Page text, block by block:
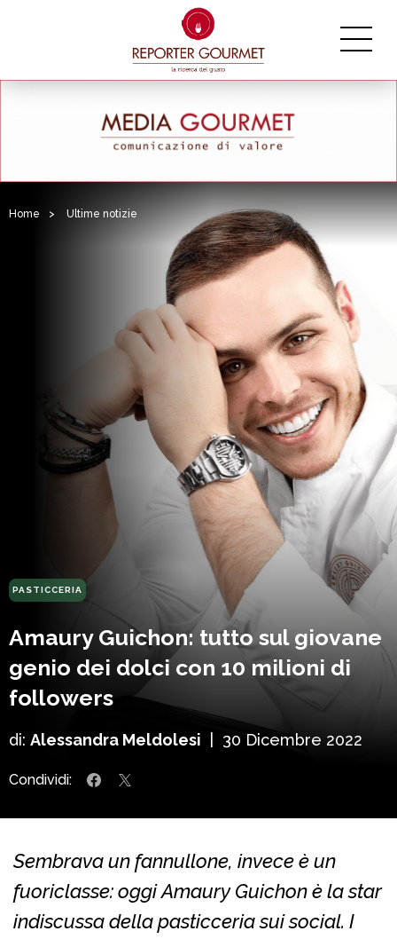
Home > Ultime notizie
PASTICCERIA
Amaury Guichon: tutto sul giovane
genio dei dolci con 10 milioni di
followers
di: Alessandra Meldolesi 30 Dicembre 2022
Condividi:
Sembrava un fannullone, invece è un
fuoriclasse: oggi Amaury Guichon è la star
indiscussa della pasticceria sui social. I